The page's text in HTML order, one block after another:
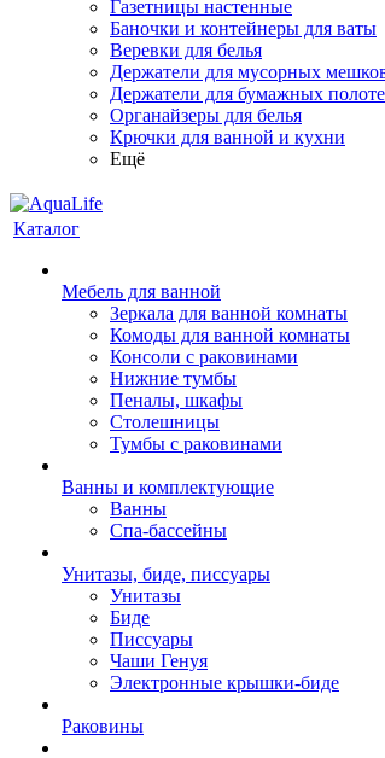
Газетницы настенные
Баночки и контейнеры для ваты
Веревки для белья
Держатели для мусорных
Держатели для бумажных
Органайзеры для белья
Крючки для ванной и кухни
Ещё
Каталог
Мебель для ванной
Зеркала для ванной комнаты
Комоды для ванной комнаты
Консоли с раковинами
Нижние тумбы
Пеналы, шкафы
Столешницы
Тумбы с раковинами
Ванны и комплектующие
Ванны
Спа-бассейны
Унитазы, биде, писсуары
Унитазы
Биде
Писсуары
Чаши Генуя
Электронные крышки-биде
Раковины